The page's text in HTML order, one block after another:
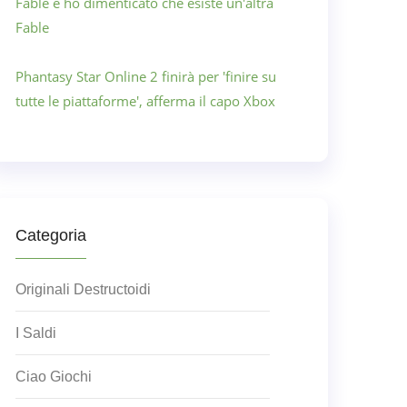
Fable
Phantasy Star Online 2 finirà per 'finire su
tutte le piattaforme', afferma il capo Xbox
Categoria
Originali Destructoidi
I Saldi
Ciao Giochi